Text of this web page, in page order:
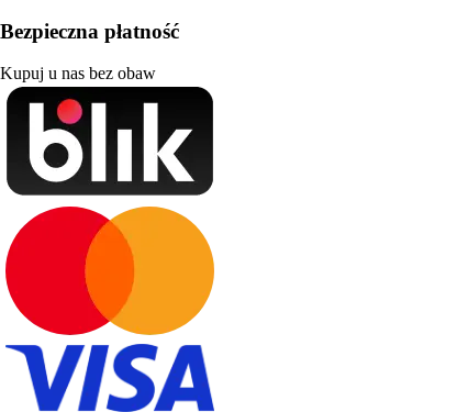
Bezpieczna płatność
Kupuj u nas bez obaw